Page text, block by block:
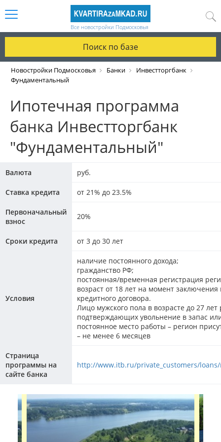
Все новостройки Подмосковья
Поиск по базе
Новостройки Подмосковья Банки
Инвестторгбанк
Фундаментальный
Ипотечная программа
банка Инвестторгбанк
"Фундаментальный"
Валюта руб.
Ставка кредита от 21% до 23.5%
Первоначальный
взнос
20%
Сроки кредита от 3 до 30 лет
Условия
наличие постоянного дохода;
гражданство РФ;
постоянная/временная регистрация
возраст от 18 лет на момент
кредитного договора.
Лицо мужского пола в возрасте до 27
подтверждающих увольнение в запас
постоянное место работы – регион
– не менее 6 месяцев
Страница
программы на
сайте банка
http://www.itb.ru/private_customers/